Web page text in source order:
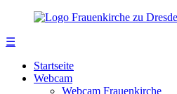
☰
Startseite
Webcam
Webcam Frauenkirche